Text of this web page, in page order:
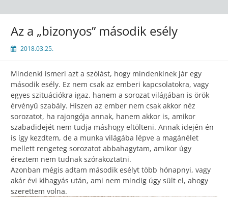
Az a „bizonyos” második esély
2018.03.25.
Mindenki ismeri azt a szólást, hogy mindenkinek jár egy
második esély. Ez nem csak az emberi kapcsolatokra, vagy
egyes szituációkra igaz, hanem a sorozat világában is örök
érvényű szabály. Hiszen az ember nem csak akkor néz
sorozatot, ha rajongója annak, hanem akkor is, amikor
szabadidejét nem tudja máshogy eltölteni. Annak idején én
is így kezdtem, de a munka világába lépve a magánélet
mellett rengeteg sorozatot abbahagytam, amikor úgy
éreztem nem tudnak szórakoztatni.
Azonban mégis adtam második esélyt több hónapnyi, vagy
akár évi kihagyás után, ami nem mindig úgy sült el, ahogy
szerettem volna.